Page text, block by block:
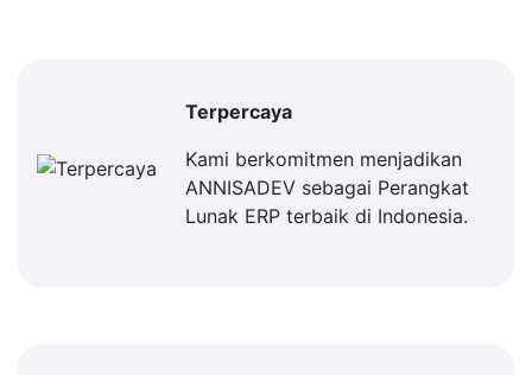
Terpercaya
Kami berkomitmen menjadikan
ANNISADEV sebagai Perangkat
Lunak ERP terbaik di Indonesia.